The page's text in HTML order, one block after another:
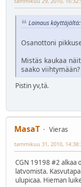
Lainaus
Osanottoni
Mistäs kaukaa
saako viihtymään?
Pistin yv,tä.
MasaT
Vieras
tammikuu 31, 2010,
CGN 19198 #2 alkaa
latvomista.
ulupicaa. Hieman